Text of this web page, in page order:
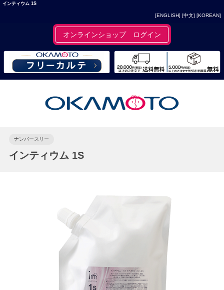
インティウム 1S
[ENGLISH] [中文] [KOREAN]
オンラインショップ ログイン
ナンバースリー
インティウム 1S